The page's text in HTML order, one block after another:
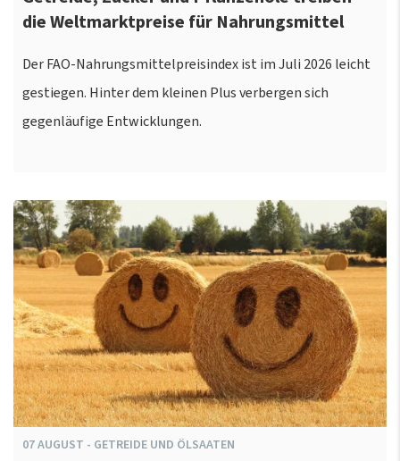
die Weltmarktpreise für Nahrungsmittel
Der FAO-Nahrungsmittelpreisindex ist im Juli 2026 leicht
gestiegen. Hinter dem kleinen Plus verbergen sich
gegenläufige Entwicklungen.
07AUGUST - GETREIDE UND ÖLSAATEN